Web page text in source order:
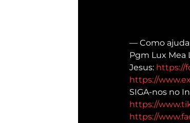
— Como
Pgm Lux Mea
Jesus: https://
https://
SIGA-nos no
https://
https://